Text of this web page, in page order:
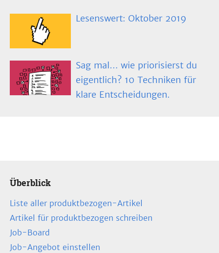
Lesenswert: Oktober 2019
Sag mal… wie priorisierst du
eigentlich? 10 Techniken für
klare Entscheidungen.
Überblick
Liste aller produktbezogen-Artikel
Artikel für produktbezogen schreiben
Job-Board
Job-Angebot einstellen